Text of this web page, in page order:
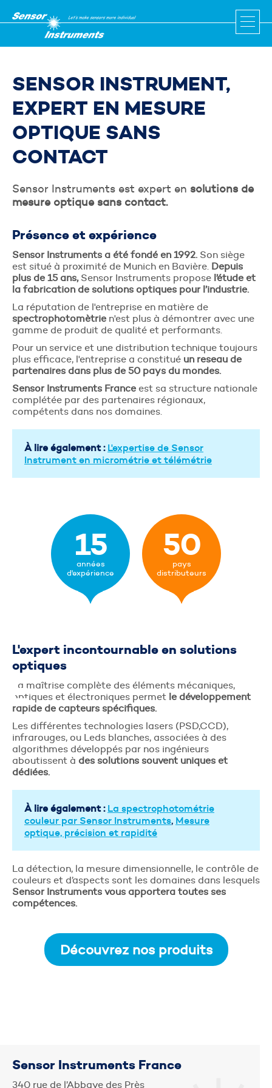
Être rappelé par un conseiller
nous permettrons de vous recontacter rapidement.
Votre nom et prénom*
Votre téléphone*
Envoyer
SENSOR INSTRUMENT,
EXPERT EN MESURE
OPTIQUE SANS
CONTACT
Sensor Instruments est expert en solutions de
mesure optique sans contact.
Présence et expérience
Sensor Instruments a été fondé en 1992. Son siège
est situé à proximité de Munich en Bavière. Depuis
plus de 15 ans,Sensor Instruments propose l’étude et
la fabrication de solutions optiques pour l’industrie.
La réputation de l'entreprise en matière de
spectrophotomètrie n'est plus à démontrer avec une
gamme de produit de qualité et performants.
Pour un service et une distribution technique toujours
plus efficace, l'entreprise a constitué un reseau de
partenaires dans plus de 50 pays du mondes.
Sensor Instruments France est sa structure nationale
complétée par des partenaires régionaux,
compétents dans nos domaines.
À lire également : L'expertise de Sensor
Instrument en micrométrie et télémétrie
15
années
d'expérience
50
pays
distributeurs
L'expert incontournable en solutions
optiques
La maîtrise complète des éléments mécaniques,
optiques et électroniques permet le développement
rapide de capteurs spécifiques.
Les différentes technologies lasers (PSD,CCD),
infrarouges, ou Leds blanches, associées à des
algorithmes développés par nos ingénieurs
aboutissent à des solutions souvent uniques et
dédiées.
À lire également : La spectrophotométrie
couleur par Sensor Instruments, Mesure
optique, précision et rapidité
La détection, la mesure dimensionnelle, le contrôle de
couleurs et d’aspects sont les domaines dans lesquels
Sensor Instruments vous apportera toutes ses
compétences.
Découvrez nos produits
Sensor Instruments France
340 rue de l’Abbaye des Près